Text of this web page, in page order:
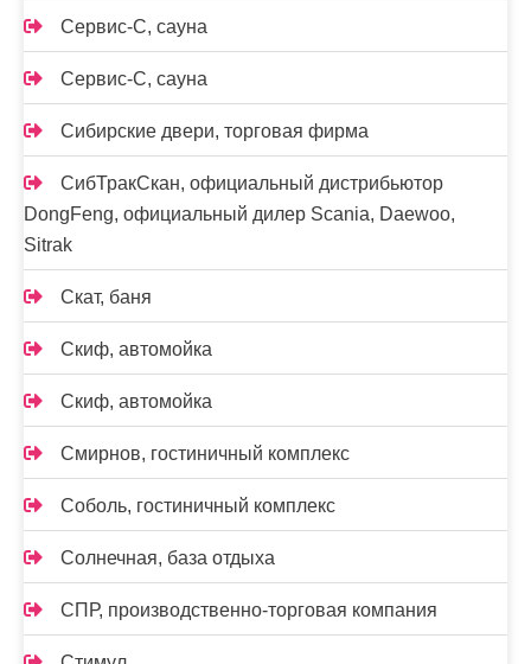
Сервис-С, сауна
Сервис-С, сауна
Сибирские двери, торговая фирма
СибТракСкан, официальный дистрибьютор
DongFeng, официальный дилер Scania, Daewoo,
Sitrak
Скат, баня
Скиф, автомойка
Скиф, автомойка
Смирнов, гостиничный комплекс
Соболь, гостиничный комплекс
Солнечная, база отдыха
СПР, производственно-торговая компания